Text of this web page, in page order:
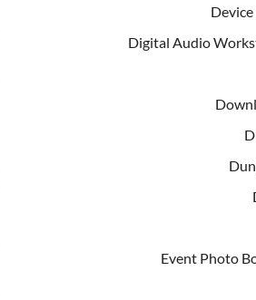
Digital Audio
Event Photo